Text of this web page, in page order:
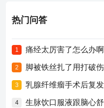
热门问答
1 痛经太厉害了怎么办啊
2 脚被铁丝扎了用打破
3 乳腺纤维瘤手术后复
4 生脉饮口服液跟脑心